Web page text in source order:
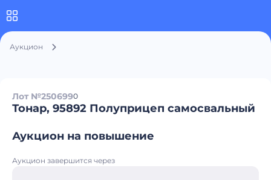
Аукцион
Лот №2506990
Тонар, 95892 Полуприцеп самосвальный
Аукцион на повышение
Аукцион завершится через